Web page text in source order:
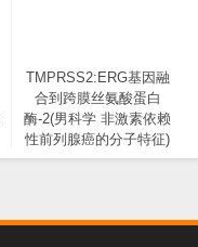
TMPRSS2:ERG基因融
合到跨膜丝氨酸蛋白
酶-2(男科学 非激素依赖
性前列腺癌的分子特征)